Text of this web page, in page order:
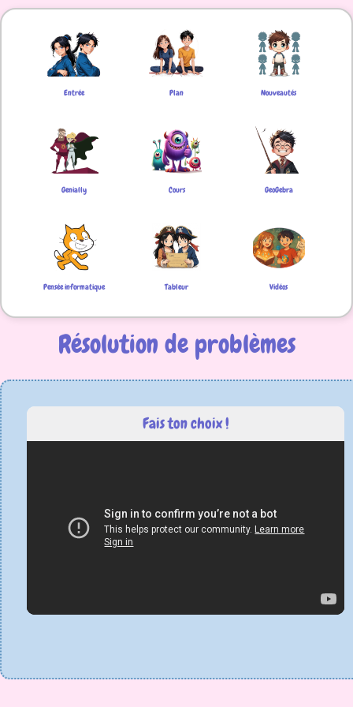
Entrée Plan Nouveautés
Genially Cours GeoGebra
Pensée informatique Tableur Vidéos
Résolution de problèmes
Fais ton choix !